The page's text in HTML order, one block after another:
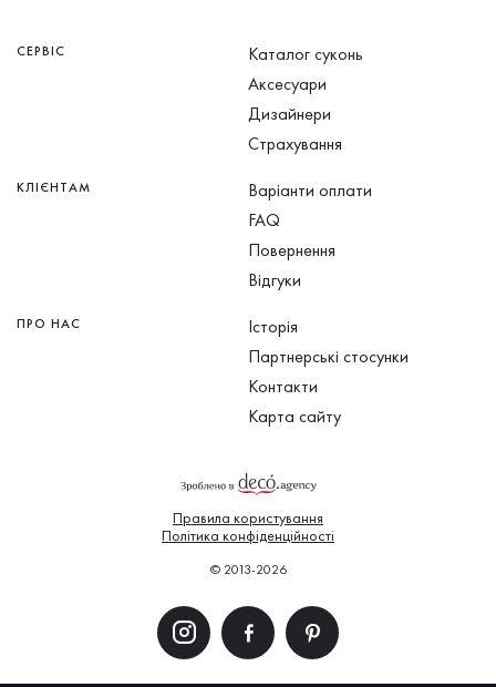
СЕРВІС
Каталог суконь
Аксесуари
Дизайнери
Страхування
КЛІЄНТАМ
Варіанти оплати
FAQ
Повернення
Відгуки
ПРО НАС
Історія
Партнерські стосунки
Контакти
Карта сайту
Правила користування
Політика конфіденційності
© 2013-2026